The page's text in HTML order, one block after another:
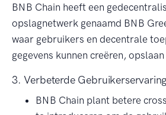
BNB Chain heeft een
opslagnetwerk genaamd BNB
waar gebruikers en decentrale
gegevens kunnen creëren,
3. Verbeterde
BNB Chain plant betere